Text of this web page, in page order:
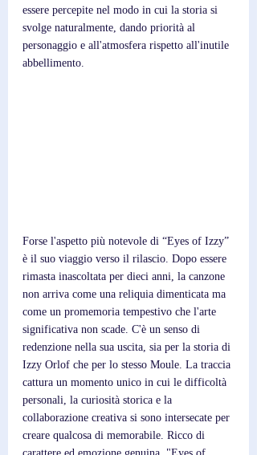
essere percepite nel modo in cui la storia si
svolge naturalmente, dando priorità al
personaggio e all'atmosfera rispetto all'inutile
abbellimento.
Forse l'aspetto più notevole di “Eyes of Izzy”
è il suo viaggio verso il rilascio. Dopo essere
rimasta inascoltata per dieci anni, la canzone
non arriva come una reliquia dimenticata ma
come un promemoria tempestivo che l'arte
significativa non scade. C'è un senso di
redenzione nella sua uscita, sia per la storia di
Izzy Orlof che per lo stesso Moule. La traccia
cattura un momento unico in cui le difficoltà
personali, la curiosità storica e la
collaborazione creativa si sono intersecate per
creare qualcosa di memorabile. Ricco di